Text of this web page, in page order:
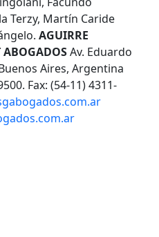
Terzy, Martín Caride
AGUIRRE
ABOGADOSAv. Eduardo
Aires, Argentina
. Fax: (54-11) 4311-